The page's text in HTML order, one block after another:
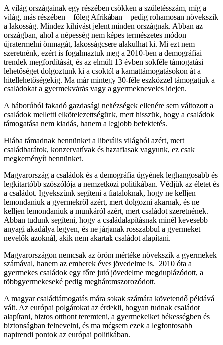
A világ országainak egy részében csökken a születésszám, míg a
világ, más részében – főleg Afrikában – pedig rohamosan növekszik
a lakosság. Mindez kihívást jelent minden országnak. Abban az
országban, ahol a népesség nem képes természetes módon
újratermelni önmagát, lakosságcsere alakulhat ki. Mi ezt nem
szeretnénk, ezért is fogalmaztuk meg a 2010-ben a demográfiai
trendek megfordítását, és az elmúlt 13 évben sokféle támogatási
lehetőséget dolgoztunk ki a csoktól a kamattámogatásokon át a
hitellehetőségekig. Ma már mintegy 30-féle eszközzel támogatjuk a
családokat a gyermekvárás vagy a gyermeknevelés idején.
A háborúból fakadó gazdasági nehézségek ellenére sem változott a
családok melletti elkötelezettségünk, mert hisszük, hogy a családok
támogatása nem kiadás, hanem a legjobb befektetés.
Hiába támadnak bennünket a liberális világból azért, mert
családbarátok, konzervatívak és hazafiasak vagyunk, ez csak
megkeményít bennünket.
Magyarország a családok és a demográfia ügyének leghangosabb és
legkitartóbb szószólója a nemzetközi politikában. Védjük az életet és
a családot. Igyekszünk segíteni a fiataloknak, hogy ne kelljen
lemondaniuk a gyermekről azért, mert dolgozni akarnak, és ne
kelljen lemonda­niuk a munkáról azért, mert családot szeretnének.
Abban tudunk segíteni, hogy a családalapításnak minél kevesebb
anyagi akadálya legyen, és ne járjanak rosszabbul a gyermeket
nevelők azoknál, akik nem akartak családot alapítani.
Magyarországon nemcsak az öröm mértéke növekszik a gyermekek
számával, hanem az emberek éves jövedelme is. 2010 óta a
gyermekes családok egy főre jutó jövedelme megduplázódott, a
többgyermekeseké pedig megháromszorozódott.
A magyar családtámogatás mára sokak számára követendő példává
vált. Az európai polgárokat az érdekli, hogyan tudnak családot
alapítani, biztos otthont teremteni, a gyermekeiket békességben és
biztonságban felnevelni, és ma mégsem ezek a legfontosabb
napirendi pontok az európai politikában.